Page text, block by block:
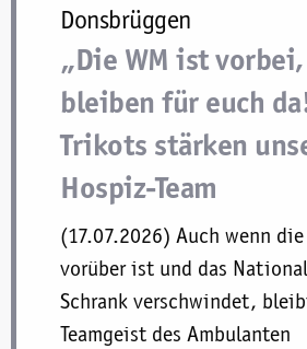
Donsbrüggen
„Die WM ist
bleiben für euch
Trikots stärken
Hospiz-Team
(17.07.2026) Auch wenn
vorüber ist und das
Schrank verschwindet,
Teamgeist des Ambulanten